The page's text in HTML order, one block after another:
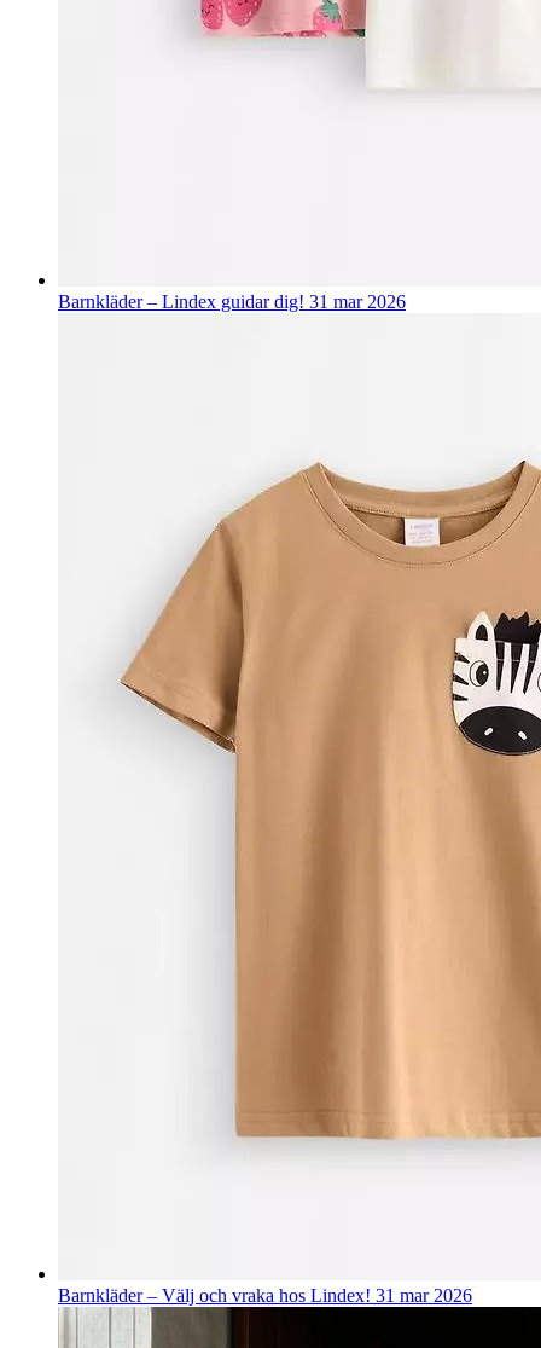
Barnkläder – Lindex guidar dig! 31 mar 2026
Barnkläder – Välj och vraka hos Lindex! 31 mar 2026